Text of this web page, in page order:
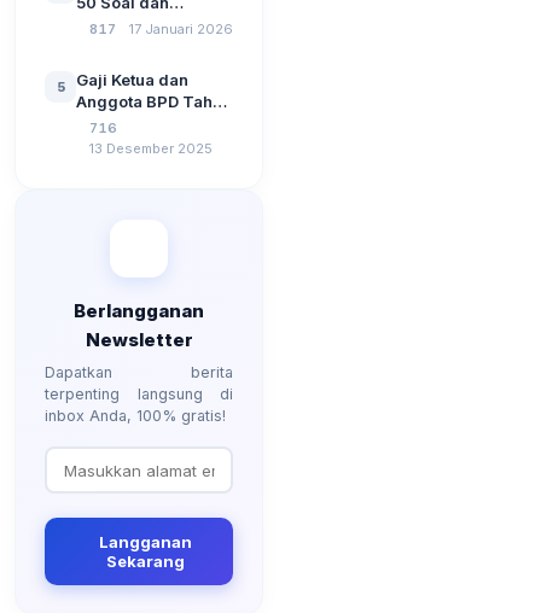
Komputer Beserta
Jawaban Paling
Jawaban Tes
Berdasarkan UU No
3 Tahun 2024
817 17 Januari 2026
5
Gaji Ketua dan
Anggota BPD Tahun
2026, Berapa
Besarannya? Ada
716
13 Desember 2025
Berlangganan
Newsletter
Dapatkan berita
terpenting langsung di
inbox Anda, 100% gratis!
Langganan
Sekarang